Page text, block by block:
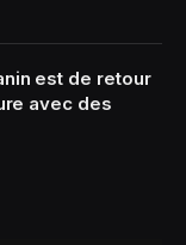
est de retour
avec des